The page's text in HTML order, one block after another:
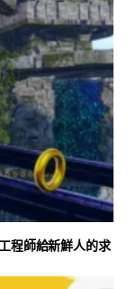
程師給新鮮人的求